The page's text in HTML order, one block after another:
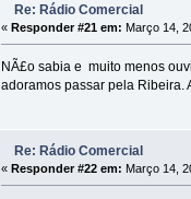
Re: Rádio Comercial
« Responder #21 em: Março 14,
NÃ£o sabia e muito menos
adoramos passar pela Ribeira.
Re: Rádio Comercial
« Responder #22 em: Março 14,